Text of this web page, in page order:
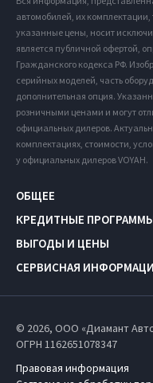
автомобилей, их
указанные цены, носит
является публичной офертой,
Гражданского кодекса РФ.
серийных моделей, часть
дополнительная опция.
розничными ценами и могут
официальных дилеров.
комплектациях, стоимости,
у официальных дилеров VOYAH.
ОБЩЕЕ
КРЕДИТНЫЕ
ВЫГОДЫ И ЦЕНЫ
СЕРВИСНАЯ
© 2026, ООО «Диамант
ОГРН 1162651078347
Правовая информация